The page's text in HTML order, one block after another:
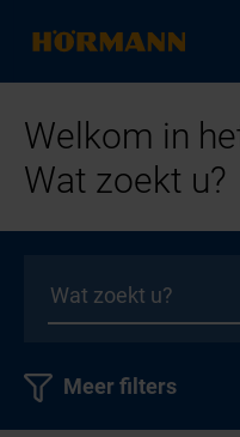
Welkom in
Wat zoekt u?
Meer filters